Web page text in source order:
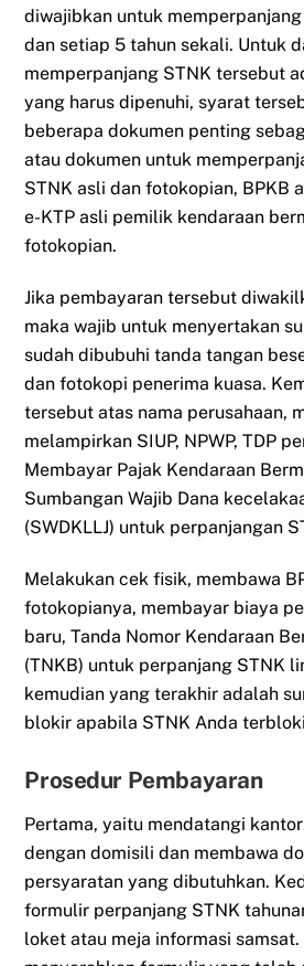
diwajibkan untuk
dan setiap 5 tahun sekali. Untuk
memperpanjang STNK tersebut
yang harus dipenuhi, syarat
beberapa dokumen penting
atau dokumen untuk
STNK asli dan fotokopian, BPKB
e-KTP asli pemilik kendaraan
fotokopian.
Jika pembayaran tersebut
maka wajib untuk menyertakan
sudah dibubuhi tanda tangan
dan fotokopi penerima kuasa.
tersebut atas nama perusahaan,
melampirkan SIUP, NPWP, TDP
Membayar Pajak Kendaraan
Sumbangan Wajib Dana
(SWDKLLJ) untuk perpanjangan
Melakukan cek fisik, membawa
fotokopianya, membayar biaya
baru, Tanda Nomor Kendaraan
(TNKB) untuk perpanjang STNK
kemudian yang terakhir adalah
blokir apabila STNK Anda
Prosedur Pembayaran
Pertama, yaitu mendatangi
dengan domisili dan membawa
persyaratan yang dibutuhkan.
formulir perpanjang STNK
loket atau meja informasi samsat.